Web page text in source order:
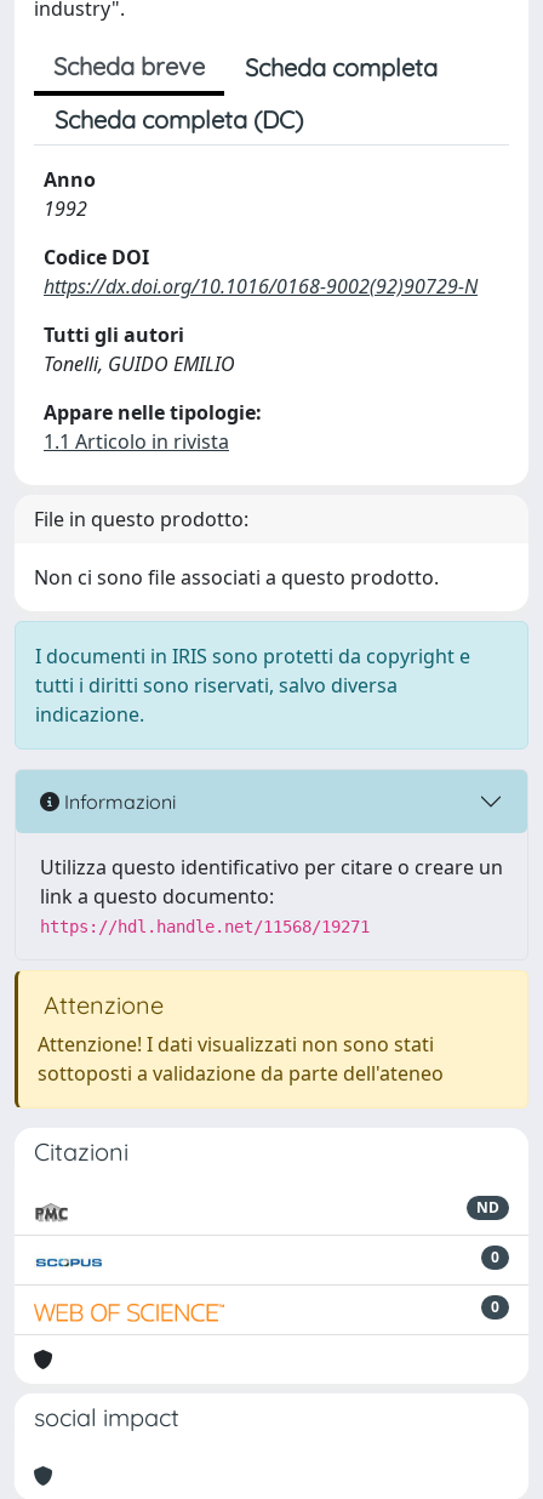
industry".
Scheda breve
Scheda completa
Scheda completa (DC)
Anno
1992
Codice DOI
https://dx.doi.org/10.1016/0168-9002(92)90729-N
Tutti gli autori
Tonelli, GUIDO EMILIO
Appare nelle tipologie:
1.1 Articolo in rivista
File in questo prodotto:
Non ci sono file associati a questo prodotto.
I documenti in IRIS sono protetti da copyright e
tutti i diritti sono riservati, salvo diversa
indicazione.
Informazioni
Utilizza questo identificativo per citare o creare un
link a questo documento:
https://hdl.handle.net/11568/19271
Attenzione
Attenzione! I dati visualizzati non sono stati
sottoposti a validazione da parte dell'ateneo
Citazioni
ND
0
0
social impact